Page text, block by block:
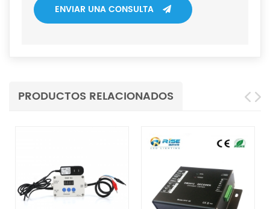
ENVIAR UNA CONSULTA
PRODUCTOS RELACIONADOS